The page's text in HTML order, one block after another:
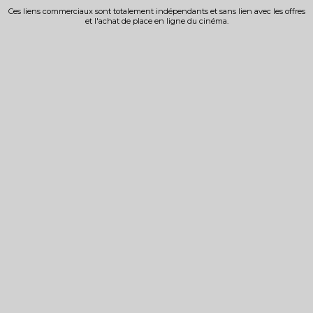
Ces liens commerciaux sont totalement indépendants et sans lien avec les offres
et l'achat de place en ligne du cinéma.